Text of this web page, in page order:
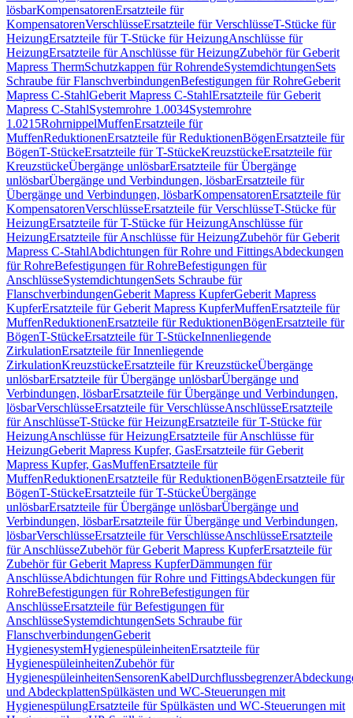
lösbarKompensatorenErsatzteile für
KompensatorenVerschlüsseErsatzteile für VerschlüsseT-Stücke für
HeizungErsatzteile für T-Stücke für HeizungAnschlüsse für
HeizungErsatzteile für Anschlüsse für HeizungZubehör für Geberit
Mapress ThermSchutzkappen für RohrendeSystemdichtungenSets
Schraube für FlanschverbindungenBefestigungen für RohreGeberit
Mapress C-StahlGeberit Mapress C-StahlErsatzteile für Geberit
Mapress C-StahlSystemrohre 1.0034Systemrohre
1.0215RohrnippelMuffenErsatzteile für
MuffenReduktionenErsatzteile für ReduktionenBögenErsatzteile für
BögenT-StückeErsatzteile für T-StückeKreuzstückeErsatzteile für
KreuzstückeÜbergänge unlösbarErsatzteile für Übergänge
unlösbarÜbergänge und Verbindungen, lösbarErsatzteile für
Übergänge und Verbindungen, lösbarKompensatorenErsatzteile für
KompensatorenVerschlüsseErsatzteile für VerschlüsseT-Stücke für
HeizungErsatzteile für T-Stücke für HeizungAnschlüsse für
HeizungErsatzteile für Anschlüsse für HeizungZubehör für Geberit
Mapress C-StahlAbdichtungen für Rohre und FittingsAbdeckungen
für RohreBefestigungen für RohreBefestigungen für
AnschlüsseSystemdichtungenSets Schraube für
FlanschverbindungenGeberit Mapress KupferGeberit Mapress
KupferErsatzteile für Geberit Mapress KupferMuffenErsatzteile für
MuffenReduktionenErsatzteile für ReduktionenBögenErsatzteile für
BögenT-StückeErsatzteile für T-StückeInnenliegende
ZirkulationErsatzteile für Innenliegende
ZirkulationKreuzstückeErsatzteile für KreuzstückeÜbergänge
unlösbarErsatzteile für Übergänge unlösbarÜbergänge und
Verbindungen, lösbarErsatzteile für Übergänge und Verbindungen,
lösbarVerschlüsseErsatzteile für VerschlüsseAnschlüsseErsatzteile
für AnschlüsseT-Stücke für HeizungErsatzteile für T-Stücke für
HeizungAnschlüsse für HeizungErsatzteile für Anschlüsse für
HeizungGeberit Mapress Kupfer, GasErsatzteile für Geberit
Mapress Kupfer, GasMuffenErsatzteile für
MuffenReduktionenErsatzteile für ReduktionenBögenErsatzteile für
BögenT-StückeErsatzteile für T-StückeÜbergänge
unlösbarErsatzteile für Übergänge unlösbarÜbergänge und
Verbindungen, lösbarErsatzteile für Übergänge und Verbindungen,
lösbarVerschlüsseErsatzteile für VerschlüsseAnschlüsseErsatzteile
für AnschlüsseZubehör für Geberit Mapress KupferErsatzteile für
Zubehör für Geberit Mapress KupferDämmungen für
AnschlüsseAbdichtungen für Rohre und FittingsAbdeckungen für
RohreBefestigungen für RohreBefestigungen für
AnschlüsseErsatzteile für Befestigungen für
AnschlüsseSystemdichtungenSets Schraube für
FlanschverbindungenGeberit
HygienesystemHygienespüleinheitenErsatzteile für
HygienespüleinheitenZubehör für
HygienespüleinheitenSensorenKabelDurchflussbegrenzer
und AbdeckplattenSpülkästen und WC-Steuerungen mit
HygienespülungErsatzteile für Spülkästen und WC-Steuerungen mit